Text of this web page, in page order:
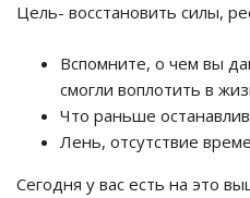
Цель- восстановить силы,
Вспомните, о чем вы
смогли воплотить в
Что раньше
Лень, отсутствие
Сегодня у вас есть на это